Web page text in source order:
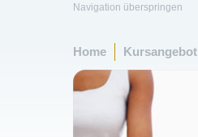
Navigation überspringen
Home Kursangebot